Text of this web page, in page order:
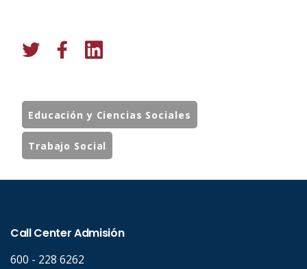
Educación y Ciencias Sociales
Trabajo Social